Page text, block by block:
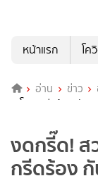
หน้าแรก
โค
อ่าน ข่าว
ตะโกน-กรีดร้อง กันแพ
งดกรี๊ด!
กรีดร้อง